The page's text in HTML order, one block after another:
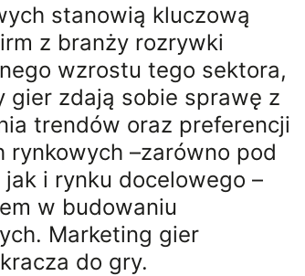
stanowią kluczową
z branży rozrywki
wzrostu tego sektora,
gier zdają sobie sprawę z
trendów oraz preferencji
–zarówno pod
i rynku docelowego –
w budowaniu
Marketing gier
do gry.